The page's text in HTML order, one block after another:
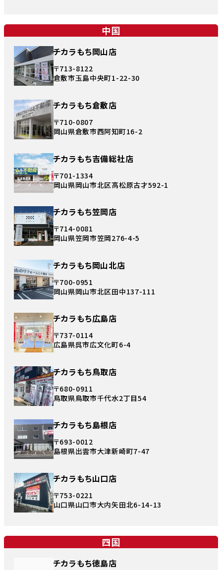
中国
チカラもち岡山店
〒713-8122
倉敷市玉島中央町1-22-30
チカラもち倉敷店
〒710-0807
岡山県倉敷市西阿知町16-2
チカラもち吉備総社店
〒701-1334
岡山県岡山市北区高松原古才592-1
チカラもち笠岡店
〒714-0081
岡山県笠岡市笠岡276-4-5
チカラもち岡山北店
〒700-0951
岡山県岡山市北区田中137-111
チカラもち広島店
〒737-0114
広島県呉市広文化町6-4
チカラもち鳥取店
〒680-0911
鳥取県鳥取市千代水2丁目54
チカラもち島根店
〒693-0012
島根県出雲市大津新崎町7-47
チカラもち山口店
〒753-0221
山口県山口市大内矢田北6-14-13
四国
チカラもち徳島店